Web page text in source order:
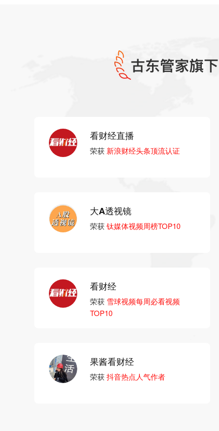
看财经直播
荣获 新浪财经头条顶流认证
大A透视镜
荣获钛媒体视频周榜TOP10
看财经
荣获 雪球视频每周必看视频
TOP10
果酱看财经
荣获抖音热点人气作者